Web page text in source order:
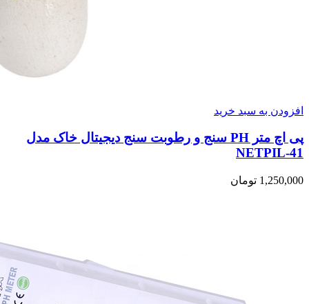
افزودن به سبد خرید
پی اچ متر PH سنج و رطوبت سنج دیجیتال خاک مدل
NETPIL-41
1,250,000 تومان